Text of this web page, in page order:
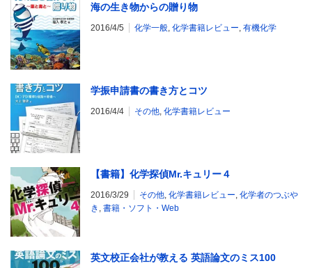
海の生き物からの贈り物
2016/4/5 化学一般 化学書籍レビュー 有機化学
学振申請書の書き方とコツ
2016/4/4 その他 化学書籍レビュー
【書籍】化学探偵Mr.キュリー４
2016/3/29 その他 化学書籍レビュー 化学者のつぶや
き 書籍・ソフト・Web
英文校正会社が教える 英語論文のミス100